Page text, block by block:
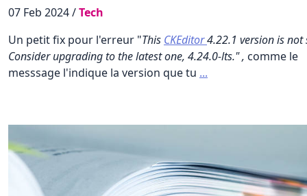
07 Feb 2024 /Tech
Un petit fix pour l'erreur "This CKEditor4.22.1 version is not
Consider upgrading to the latest one, 4.24.0-lts." , comme le
messsage l'indique la version que tu ...